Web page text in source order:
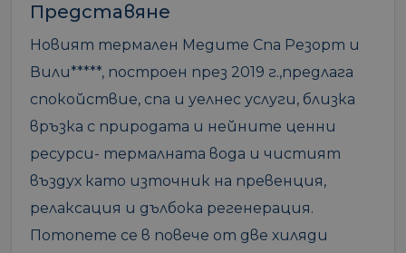
Представяне
Новият термален Медите Спа Резорт и
Вили*****, построен през 2019 г.,предлага
спокойствие, спа и уелнес услуги, близка
връзка с природата и нейните ценни
ресурси- термалната вода и чистият
въздух като източник на превенция,
релаксация и дълбока регенерация.
Потопете се в повече от две хиляди